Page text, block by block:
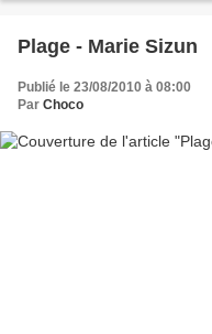
Plage - Marie Sizun
Publié le 23/08/2010 à 08:00
Par Choco